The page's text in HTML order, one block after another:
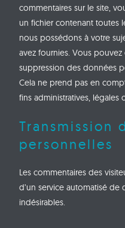
commentaires sur le site,
un fichier contenant toutes
nous possédons à votre
avez fournies. Vous
suppression des données
Cela ne prend pas en
fins administratives, légales
Transmission
personnelles
Les commentaires des
d’un service automatisé
indésirables.